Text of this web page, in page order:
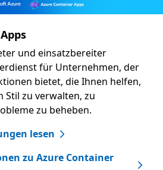
und einsatzbereiter
für Unternehmen, der
bietet, die Ihnen helfen,
Stil zu verwalten, zu
zu beheben.
lesen
zu Azure Container